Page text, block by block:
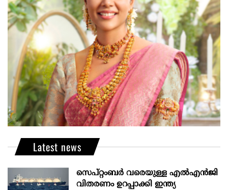
Latest news
സെപ്റ്റംബർ വരെയുള്ള എൽഎൻജി
വിതരണം ഉറപ്പാക്കി ഇന്ത്യ